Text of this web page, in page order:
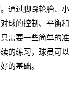
通过脚踩轮胎、小
球的控制、平衡和
需要一些简单的准
的练习，球员可以
的基础。